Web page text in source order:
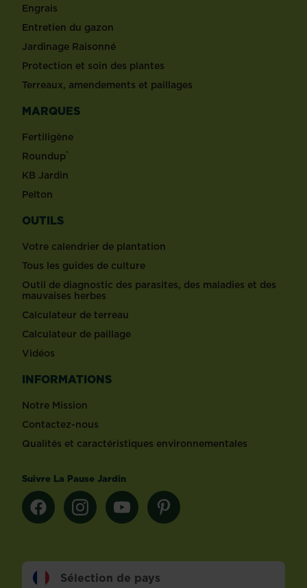
Engrais
Entretien du gazon
Jardinage Raisonné
Protection et soin des plantes
Terreaux, amendements et paillages
MARQUES
Fertiligène
Roundup®
KB Jardin
Pelton
OUTILS
Votre calendrier de plantation
Tous les guides de culture
Outil de diagnostic des parasites, des maladies et des
mauvaises herbes
Calculateur de terreau
Calculateur de paillage
Vidéos
INFORMATIONS
Notre Mission
Contactez-nous
Qualités et caractéristiques environnementales
Suivre La Pause Jardin
Sélection de pays